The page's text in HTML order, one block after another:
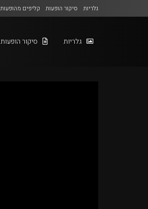
גלריות סיקור הופעות קליפים מהופעות
גלריות סיקור הופעות